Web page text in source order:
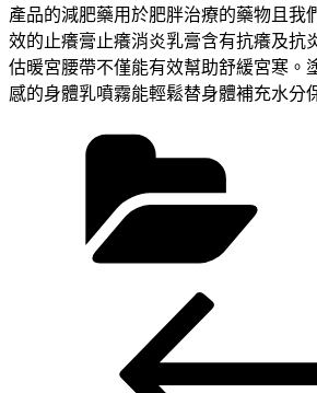
產品的減肥藥用於肥胖治療的藥物且我
效的止癢膏止癢消炎乳膏含有抗癢及抗
估暖宮腰帶不僅能有效幫助舒緩宮寒。
感的身體乳噴霧能輕鬆替身體補充水分